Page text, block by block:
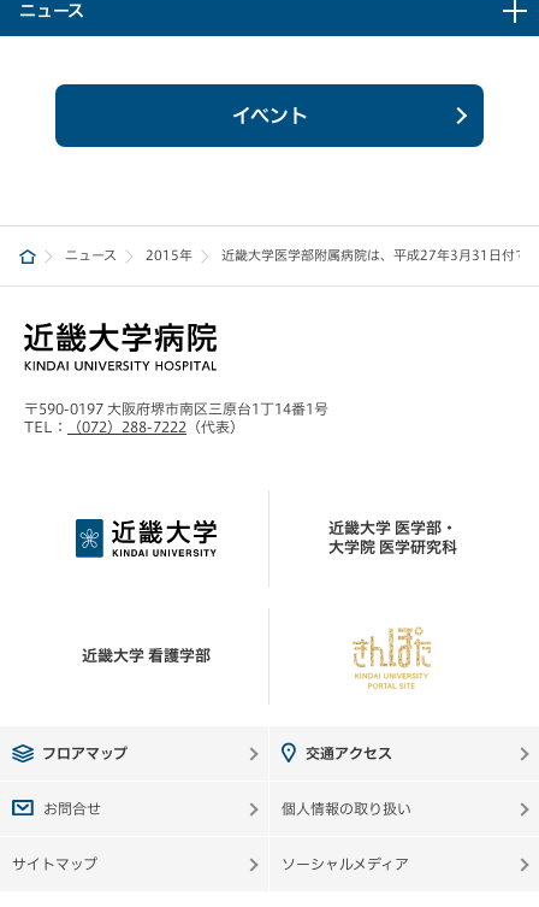
ニュース
イベント
ニュース 2015年 近畿大学医学部附属病院は、平成27年3月31日付で
〒590-0197 大阪府堺市南区三原台1丁14番1号
TEL：
（072）288-7222 （代表）
フロアマップ 交通アクセス
お問合せ 個人情報の取り扱い
サイトマップ ソーシャルメディア
近畿大学 医学部・
大学院 医学研究科
近畿大学 看護学部